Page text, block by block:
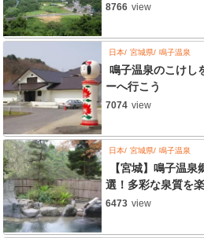
8766 view
日本 宮城県 鳴子温泉
鳴子温泉のこけし
ーへ行こう
7074 view
日本 宮城県 鳴子温泉
【宮城】鳴子温
選！多彩な泉質を
6473 view